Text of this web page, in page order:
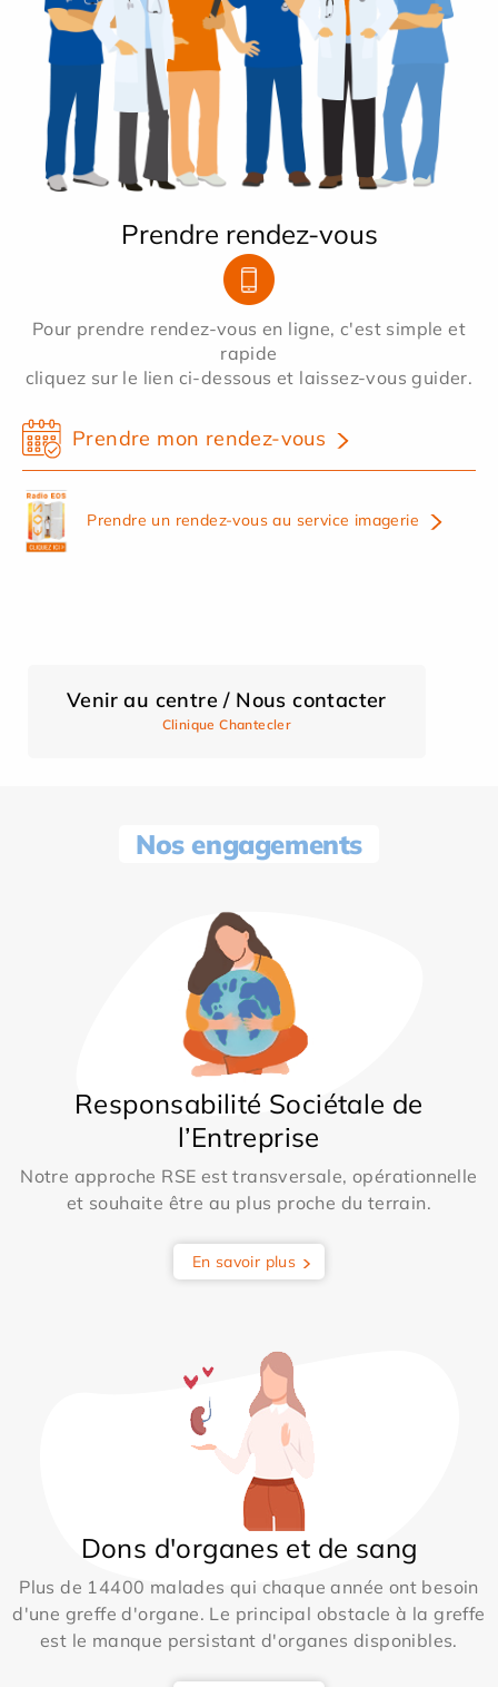
Prendre rendez-vous
Pour prendre rendez-vous en ligne, c'est simple et
rapide
cliquez sur le lien ci-dessous et laissez-vous guider.
Prendre mon rendez-vous
Prendre un rendez-vous au service imagerie
Venir au centre / Nous contacter
Clinique Chantecler
Nos engagements
Responsabilité Sociétale de
l’Entreprise
Notre approche RSE est transversale, opérationnelle
et souhaite être au plus proche du terrain.
En savoir plus
Dons d'organes et de sang
Plus de 14400 malades qui chaque année ont besoin
d'une greffe d'organe. Le principal obstacle à la greffe
est le manque persistant d'organes disponibles.